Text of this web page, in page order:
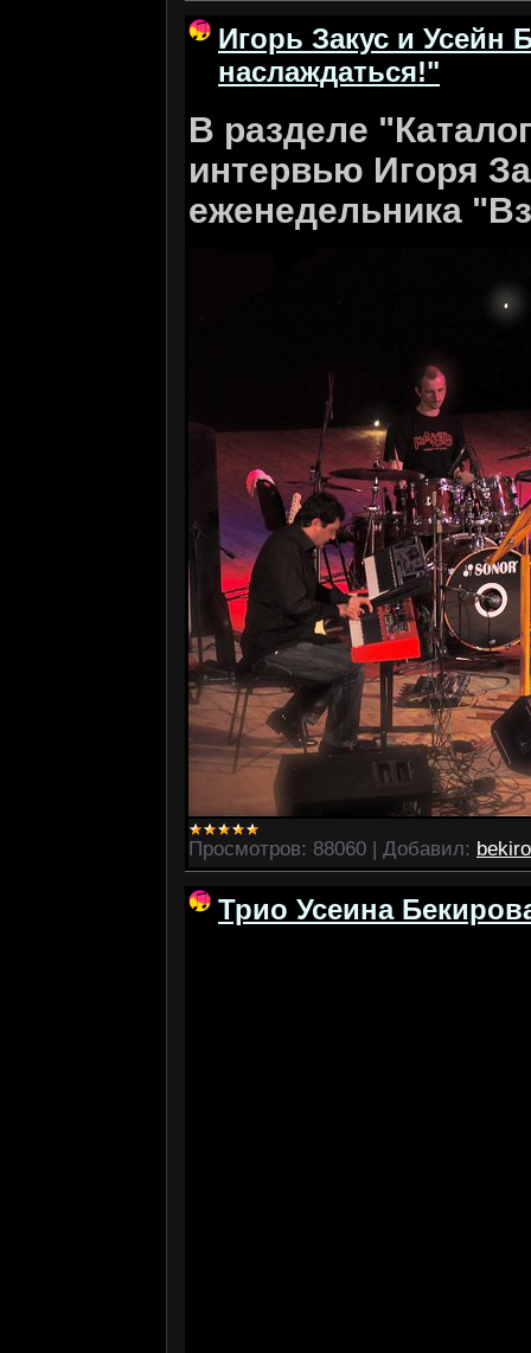
Игорь Закус и Усейн
наслаждаться!"
В разделе
интервью Игоря
еженедельника
Просмотров: 88060 | Добавил:
Трио Усеина